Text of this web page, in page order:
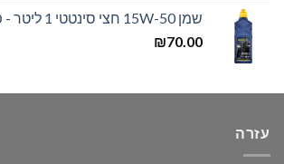
שמן 15W-50 חצי סינטטי 1 ליטר - פוטוליין
₪70.00
עזרה